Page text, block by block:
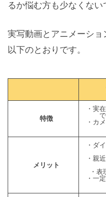
るか悩む方も少なくない
実写動画とアニメーシ
以下のとおりです。
特徴
・実
・カ
メリット
・ダ
・親
・
・一